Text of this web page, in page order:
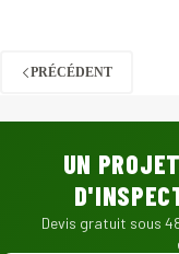
PRÉCÉDENT
UN
Devis gratuit sous